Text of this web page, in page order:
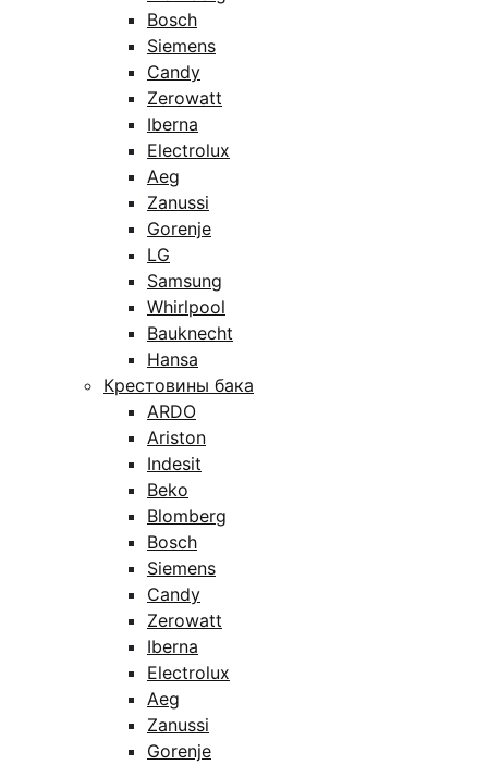
Bosch
Siemens
Candy
Zerowatt
Iberna
Electrolux
Aeg
Zanussi
Gorenje
LG
Samsung
Whirlpool
Bauknecht
Hansa
Крестовины бака
ARDO
Ariston
Indesit
Beko
Blomberg
Bosch
Siemens
Candy
Zerowatt
Iberna
Electrolux
Aeg
Zanussi
Gorenje